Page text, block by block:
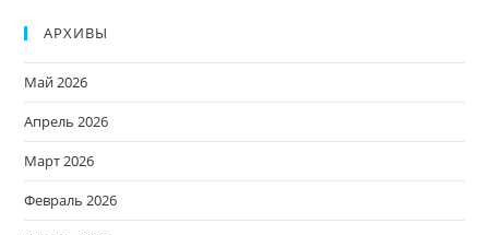
АРХИВЫ
Май 2026
Апрель 2026
Март 2026
Февраль 2026